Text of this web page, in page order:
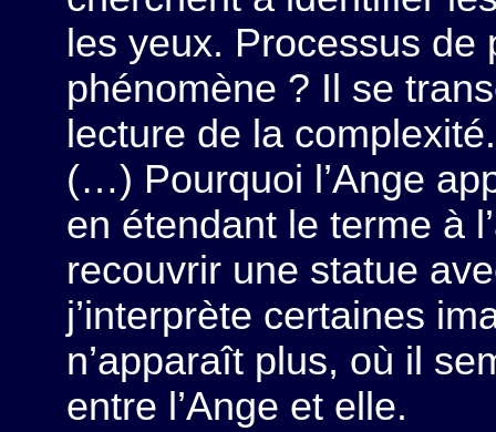
les yeux. Processus
phénomène ? Il se
lecture de la complexité.
(…) Pourquoi l’Ange
en étendant le terme à
recouvrir une statue
j’interprète certaines
n’apparaît plus, où il
entre l’Ange et elle.